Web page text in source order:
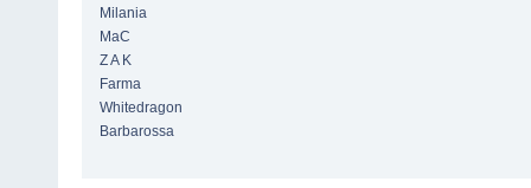
Milania
MaC
Z A K
Farma
Whitedragon
Barbarossa